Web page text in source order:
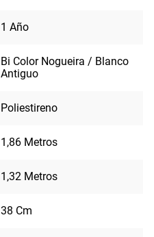
1 Año
Bi Color Nogueira / Blanco
Antiguo
Poliestireno
1,86 Metros
1,32 Metros
38 Cm